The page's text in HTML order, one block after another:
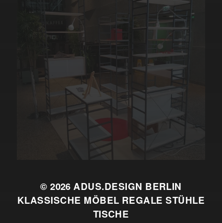
© 2026ADUS.DESIGN BERLIN
KLASSISCHE MÖBEL REGALE STÜHLE
TISCHE